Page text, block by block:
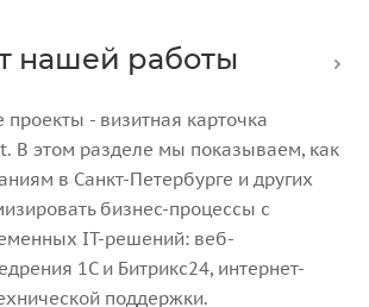
нашей работы
- визитная карточка
В этом разделе мы показываем, как
в Санкт-Петербурге и других
бизнес-процессы с
IT-решений: веб-
1С и Битрикс24, интернет-
поддержки.